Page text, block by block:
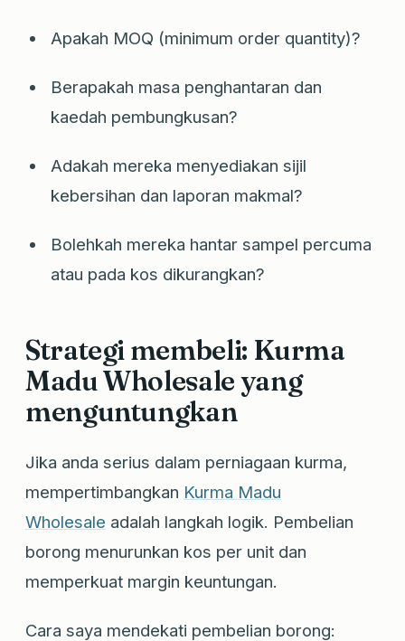
Apakah MOQ (minimum order quantity)?
Berapakah masa penghantaran dan
kaedah pembungkusan?
Adakah mereka menyediakan sijil
kebersihan dan laporan makmal?
Bolehkah mereka hantar sampel percuma
atau pada kos dikurangkan?
Strategi membeli: Kurma
Madu Wholesale yang
menguntungkan
Jika anda serius dalam perniagaan kurma,
mempertimbangkan Kurma Madu
Wholesale adalah langkah logik. Pembelian
borong menurunkan kos per unit dan
memperkuat margin keuntungan.
Cara saya mendekati pembelian borong: